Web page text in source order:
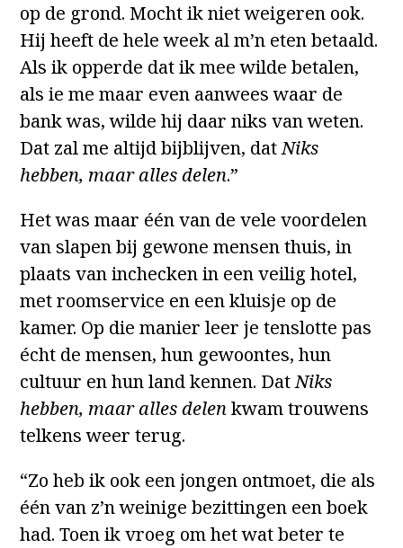
op de grond. Mocht ik niet weigeren ook.
Hij heeft de hele week al m’n eten betaald.
Als ik opperde dat ik mee wilde betalen,
als ie me maar even aanwees waar de
bank was, wilde hij daar niks van weten.
Dat zal me altijd bijblijven, datNiks
hebben, maar alles delen.”
Het was maar één van de vele voordelen
van slapen bij gewone mensen thuis, in
plaats van inchecken in een veilig hotel,
met roomservice en een kluisje op de
kamer. Op die manier leer je tenslotte pas
écht de mensen, hun gewoontes, hun
cultuur en hun land kennen. DatNiks
hebben, maar alles delenkwam trouwens
telkens weer terug.
“Zo heb ik ook een jongen ontmoet, die als
één van z’n weinige bezittingen een boek
had. Toen ik vroeg om het wat beter te